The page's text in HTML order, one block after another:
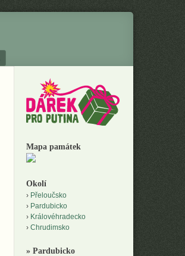
Mapa památek
Okolí
Přeloučsko
Pardubicko
Královéhradecko
Chrudimsko
» Pardubicko